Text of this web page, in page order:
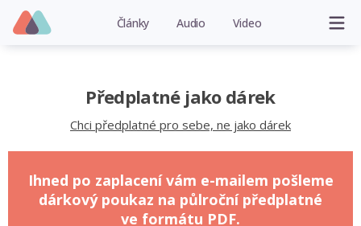
Články Audio Video
Předplatné jako dárek
Chci předplatné pro sebe, ne jako dárek
Ihned po zaplacení vám e-mailem pošleme
dárkový poukaz na půlroční předplatné
ve formátu PDF.